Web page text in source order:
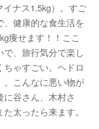
ナス1.5kg）。すご
、健康的な食生活を
痩せます！！ここ
、旅行気分で楽し
ゃすごい。ヘドロ
。こんなに悪い物が
谷さん、木村さ
太ったら来ます。